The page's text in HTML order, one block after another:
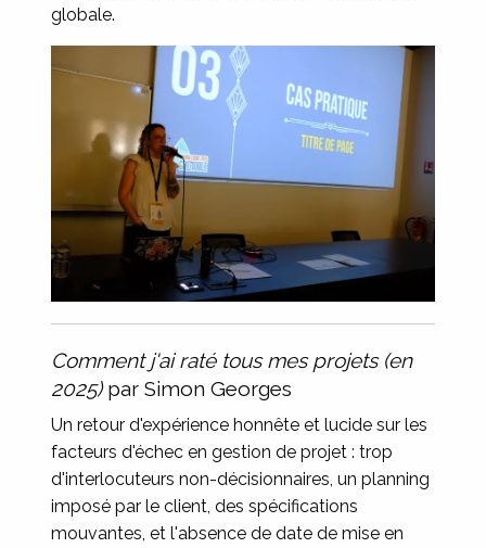
globale.
Comment j'ai raté tous mes projets (en
2025)par Simon Georges
Un retour d'expérience honnête et lucide sur les
facteurs d'échec en gestion de projet : trop
d'interlocuteurs non-décisionnaires, un planning
imposé par le client, des spécifications
mouvantes, et l'absence de date de mise en